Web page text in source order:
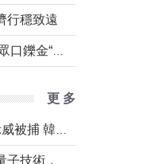
行穩致遠
更 多